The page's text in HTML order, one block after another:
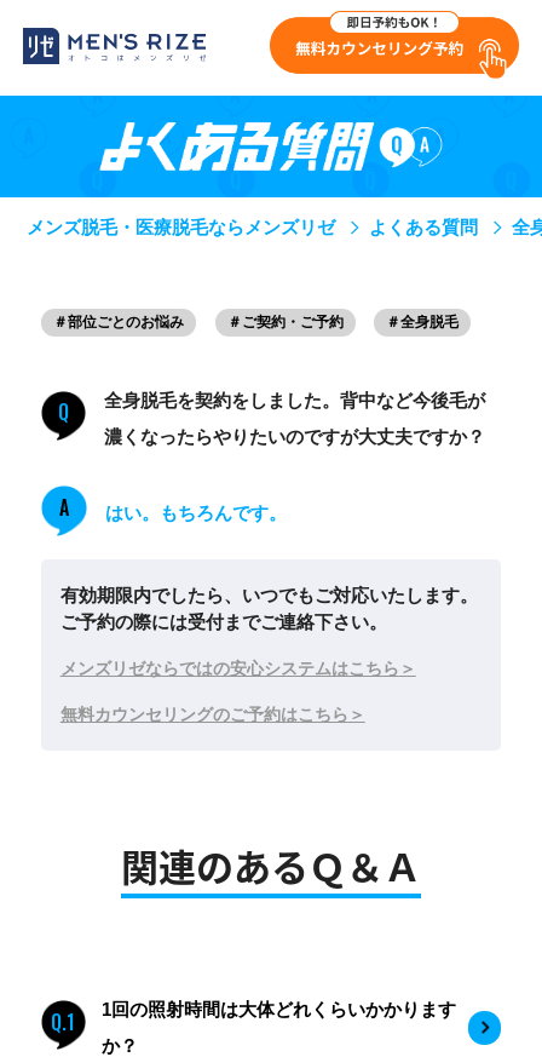
メンズ脱毛・医療脱毛ならメンズリゼ よくある質問 全
＃部位ごとのお悩み ＃ご契約・ご予約 ＃全身脱毛
Q
全身脱毛を契約をしました。背中など今後毛が
濃くなったらやりたいのですが大丈夫ですか？
A はい。もちろんです。
有効期限内でしたら、いつでもご対応いたします。
ご予約の際には受付までご連絡下さい。
メンズリゼならではの安心システムはこちら
無料カウンセリングのご予約はこちら
関連のあるＱ＆Ａ
Q.1
1回の照射時間は大体どれくらいかかります
か？